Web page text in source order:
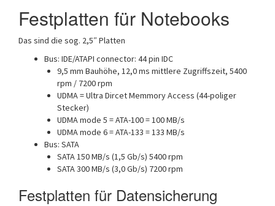
Festplatten für Notebooks
Das sind die sog. 2,5″ Platten
Bus: IDE/ATAPI connector: 44 pin IDC
9,5 mm Bauhöhe, 12,0 ms mittlere Zugriffszeit, 5400
rpm / 7200 rpm
UDMA = Ultra Dircet Memmory Access (44-poliger
Stecker)
UDMA mode 5 = ATA-100 = 100 MB/s
UDMA mode 6 = ATA-133 = 133 MB/s
Bus: SATA
SATA 150 MB/s (1,5 Gb/s) 5400 rpm
SATA 300 MB/s (3,0 Gb/s) 7200 rpm
Festplatten für Datensicherung